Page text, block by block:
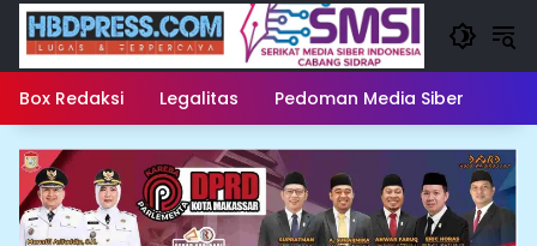
Langsung
konten
Box Redaksi Legalitas Pedoman Media Siber